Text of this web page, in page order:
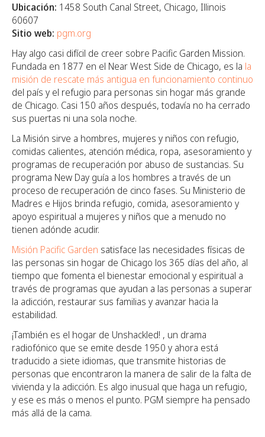
Ubicación: 1458 South Canal Street, Chicago, Illinois
60607
Sitio web: pgm.org
Hay algo casi difícil de creer sobre Pacific Garden Mission.
Fundada en 1877 en el Near West Side de Chicago, es la la
misión de rescate más antigua en funcionamiento continuo
del país y el refugio para personas sin hogar más grande
de Chicago. Casi 150 años después, todavía no ha cerrado
sus puertas ni una sola noche.
La Misión sirve a hombres, mujeres y niños con refugio,
comidas calientes, atención médica, ropa, asesoramiento y
programas de recuperación por abuso de sustancias. Su
programa New Day guía a los hombres a través de un
proceso de recuperación de cinco fases. Su Ministerio de
Madres e Hijos brinda refugio, comida, asesoramiento y
apoyo espiritual a mujeres y niños que a menudo no
tienen adónde acudir.
Misión Pacific Garden satisface las necesidades físicas de
las personas sin hogar de Chicago los 365 días del año, al
tiempo que fomenta el bienestar emocional y espiritual a
través de programas que ayudan a las personas a superar
la adicción, restaurar sus familias y avanzar hacia la
estabilidad.
¡También es el hogar de Unshackled! , un drama
radiofónico que se emite desde 1950 y ahora está
traducido a siete idiomas, que transmite historias de
personas que encontraron la manera de salir de la falta de
vivienda y la adicción. Es algo inusual que haga un refugio,
y ese es más o menos el punto. PGM siempre ha pensado
más allá de la cama.